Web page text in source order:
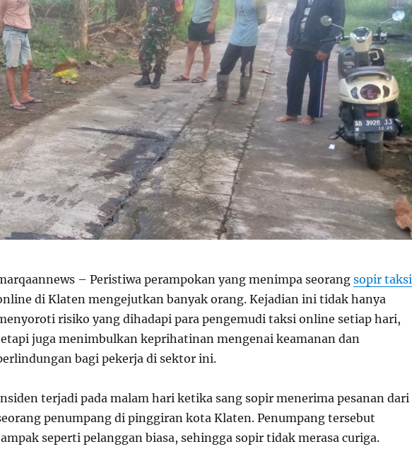
– Peristiwa perampokan yang menimpa seorang sopir taksi
di Klaten mengejutkan banyak orang. Kejadian ini tidak hanya
risiko yang dihadapi para pengemudi taksi online setiap hari,
juga menimbulkan keprihatinan mengenai keamanan dan
bagi pekerja di sektor ini.
terjadi pada malam hari ketika sang sopir menerima pesanan dari
penumpang di pinggiran kota Klaten. Penumpang tersebut
seperti pelanggan biasa, sehingga sopir tidak merasa curiga.